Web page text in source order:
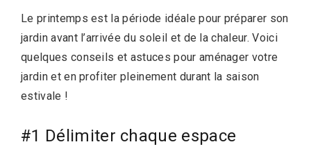
Le printemps est la période idéale pour préparer son
jardin avant l’arrivée du soleil et de la chaleur. Voici
quelques conseils et astuces pour aménager votre
jardin et en profiter pleinement durant la saison
estivale !
#1 Délimiter chaque espace